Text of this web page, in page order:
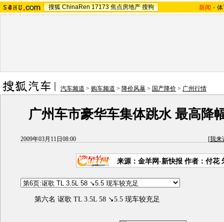
搜狐 ChinaRen 17173 焦点房地产 搜狗 新闻 -
汽车频道 > 购车频道 > 降价风暴 > 国产降价 > 广州行情
广州车市豪华车集体跳水 最高
2009年03月11日08:00 [我来
来源：金羊网-新快报 作者：付花
第六名 讴歌 TL 3.5L 58 ↘5.5 现车较充足